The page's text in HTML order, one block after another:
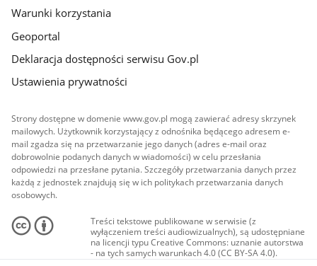
Warunki korzystania
Geoportal
Deklaracja dostępności serwisu Gov.pl
Ustawienia prywatności
Strony dostępne w domenie www.gov.pl mogą zawierać adresy skrzynek
mailowych. Użytkownik korzystający z odnośnika będącego adresem e-
mail zgadza się na przetwarzanie jego danych (adres e-mail oraz
dobrowolnie podanych danych w wiadomości) w celu przesłania
odpowiedzi na przesłane pytania. Szczegóły przetwarzania danych przez
każdą z jednostek znajdują się w ich politykach przetwarzania danych
osobowych.
Treści tekstowe publikowane w serwisie (z
wyłączeniem treści audiowizualnych), są udostępniane
na licencji typu Creative Commons: uznanie autorstwa
- na tych samych warunkach 4.0 (CC BY-SA 4.0).